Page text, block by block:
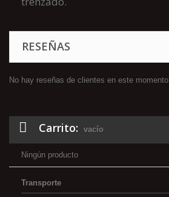
RESEÑAS
No hay reseñas de clientes en este momento.
Carrito: vacío
Ningún producto
Transporte